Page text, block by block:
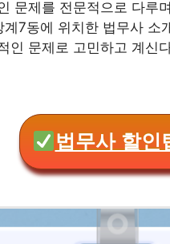
문제를 전문적으로 다루
7동에 위치한 법무사 소
인 문제로 고민하고 계신
법무사 할인